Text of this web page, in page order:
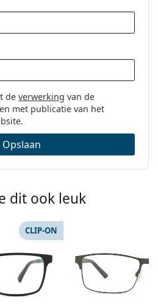
deverwerking van de
met publicatie van het
Opslaan
dit ook leuk
CLIP-ON